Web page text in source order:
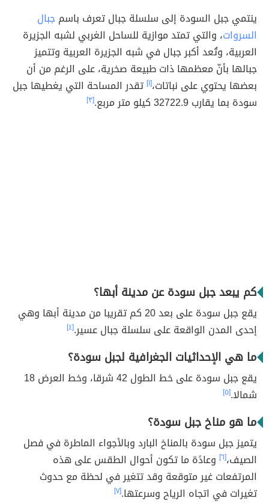
ينتمي جبل السودة إلى سلسلة جبال تعرف باسمجبال
السروات، والتي تمتد موازية للساحل الغربي لشبه الجزيرة
العربية، وتُعد أكبر جبال في شبه الجزيرة العربية وتتميز
جبالها بأنّ معظمها ذات طبيعة صخرية، على الرغم من أن
بعضها يحتوي على نباتات،[١] تقدر المساحة التي يغطيها جبل
سودة بما يقارب 32722.9 كيلو متر مربع.
[٣]
كم يبعد جبل سودة عن مدينة أبها؟
يقع جبل سودة على بعد 20 كم تقريبا من مدينة أبها وهي
إحدى المدن الواقعة على سلسلة جبال عسير.[٤]
ما هي الإحداثيات الجغرافية لجبل سودة؟
يقع جبل سودة على خط الطول 42 شرقا، وخط العرض 18
شمالا.[٥]
ما هو مناخ جبل سودة؟
يتميز جبل سودة بالمناخ البارد وبالأجواء الماطرة في فصل
الصيف،[٦]
وعادًة ما تكون أحوال الطقس على هذه
المرتفعات غير متوقعة وقد تتغير في لحظة مع حدوث
تغيرات في اتجاه الرياح وسرعتها.[٧]